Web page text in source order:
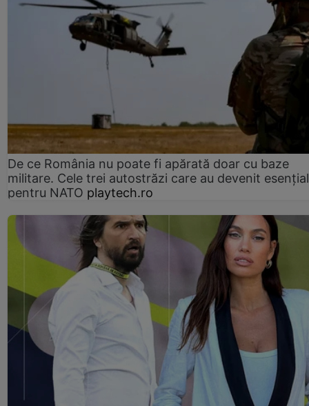
De ce România nu poate fi apărată doar cu baze
militare. Cele trei autostrăzi care au devenit
pentru NATO playtech.ro